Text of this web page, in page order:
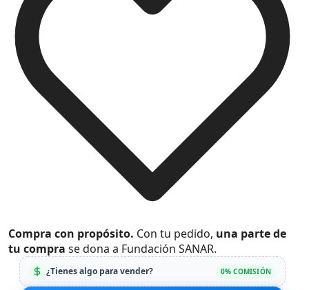
Compra con propósito. Con tu pedido, una parte de
tu compra se dona a Fundación SANAR.
¿Tienes algo para vender? 0% COMISIÓN